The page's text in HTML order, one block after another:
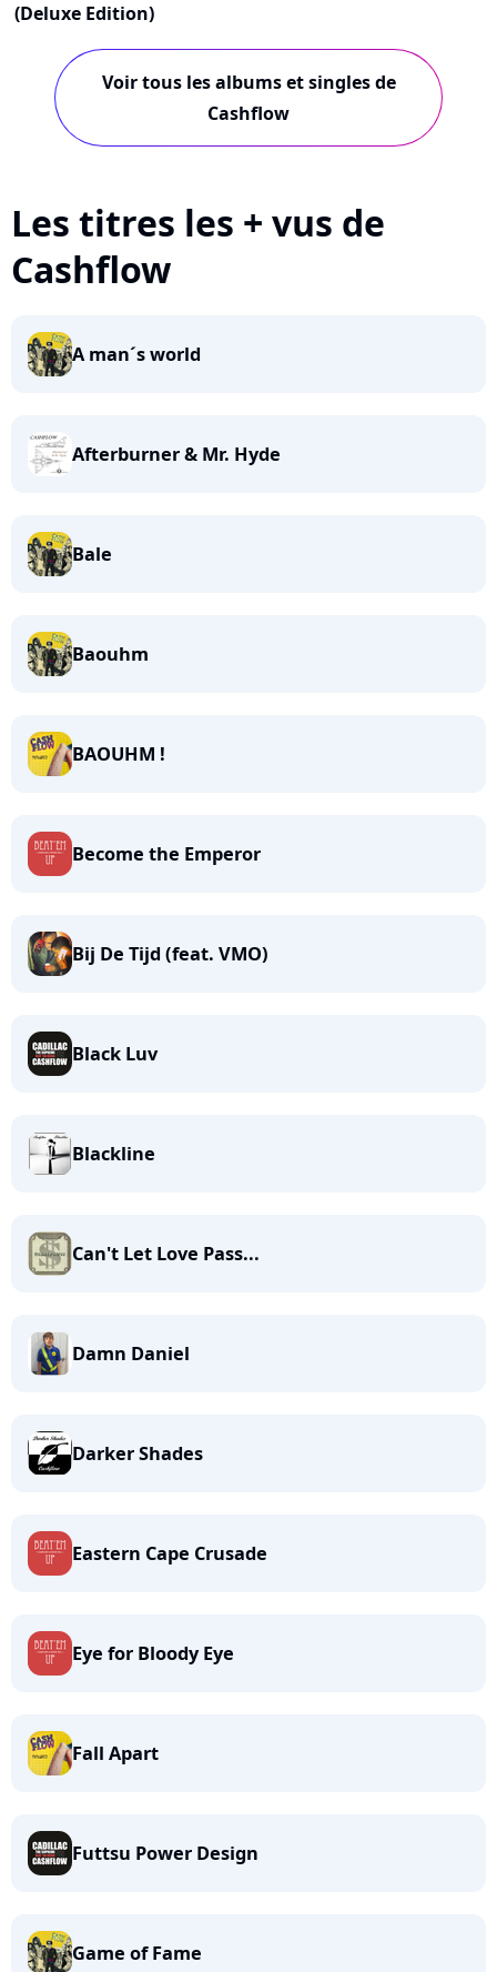
(Deluxe Edition)
Voir tous les albums et singles de
Cashflow
Les titres les + vus de
Cashflow
A man´s world
Afterburner & Mr. Hyde
Bale
Baouhm
BAOUHM !
Become the Emperor
Bij De Tijd (feat. VMO)
Black Luv
Blackline
Can't Let Love Pass...
Damn Daniel
Darker Shades
Eastern Cape Crusade
Eye for Bloody Eye
Fall Apart
Futtsu Power Design
Game of Fame